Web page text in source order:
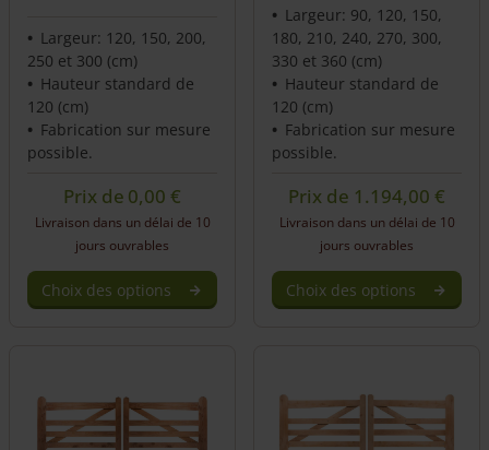
Largeur: 120, 150, 200,
250 et 300 (cm)
Hauteur standard de
120 (cm)
Fabrication sur mesure
possible.
Prix de 0,00€
Livraison dans un délai de 10
jours ouvrables
Choix des options
Largeur: 90, 120, 150,
180, 210, 240, 270, 300,
330 et 360 (cm)
Hauteur standard de
120 (cm)
Fabrication sur mesure
possible.
Prix de 1.194,00 €
Livraison dans un délai de 10
jours ouvrables
Choix des options